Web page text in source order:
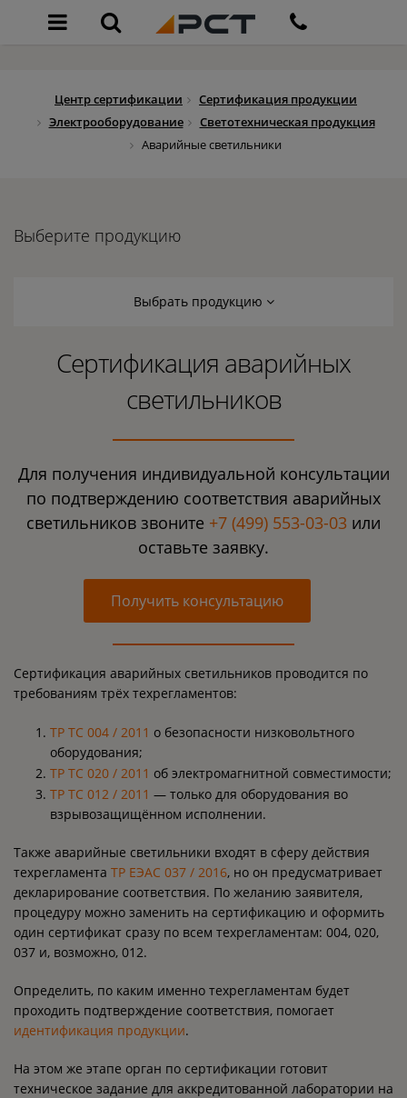
Центр сертификации
Сертификация продукции
Электрооборудование
Светотехническая продукция
Аварийные светильники
Выберите продукцию
Выбрать продукцию
Сертификация аварийных
светильников
Для получения индивидуальной консультации
по подтверждению соответствия аварийных
светильников звоните +7 (499) 553-03-03 или
оставьте заявку.
Получить консультацию
Сертификация аварийных светильников проводится по
требованиям трёх техрегламентов:
ТР ТС 004 / 2011 о безопасности низковольтного
оборудования;
ТР ТС 020 / 2011 об электромагнитной совместимости;
ТР ТС 012 / 2011 — только для оборудования во
взрывозащищённом исполнении.
Также аварийные светильники входят в сферу действия
техрегламента ТР ЕЭАС 037 / 2016, но он предусматривает
декларирование соответствия. По желанию заявителя,
процедуру можно заменить на сертификацию и оформить
один сертификат сразу по всем техрегламентам: 004, 020,
037 и, возможно, 012.
Определить, по каким именно техрегламентам будет
проходить подтверждение соответствия, помогает
идентификация продукции.
На этом же этапе орган по сертификации готовит
техническое задание для аккредитованной лаборатории на